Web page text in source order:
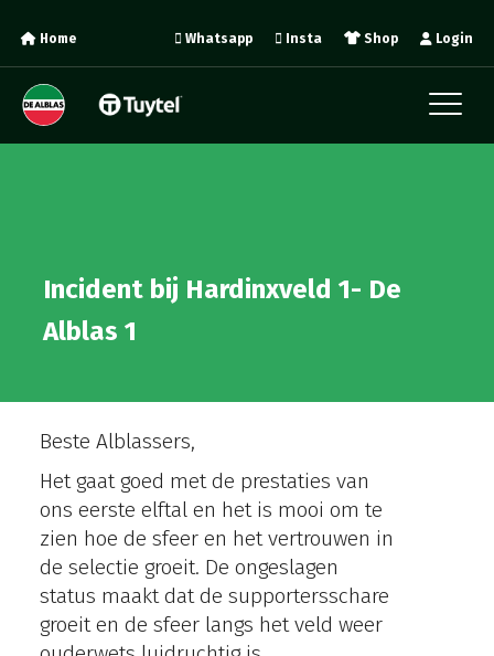
Home Login
Shop
Insta
Whatsapp
Incident bij Hardinxveld 1- De
Alblas 1
Beste Alblassers,
Het gaat goed met de prestaties van
ons eerste elftal en het is mooi om te
zien hoe de sfeer en het vertrouwen in
de selectie groeit. De ongeslagen
status maakt dat de supportersschare
groeit en de sfeer langs het veld weer